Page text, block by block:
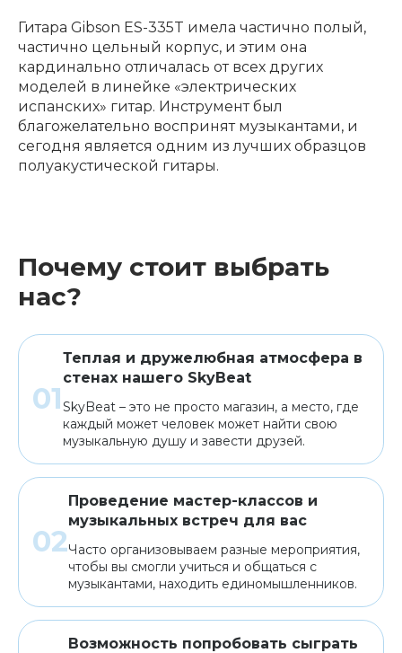
Гитара Gibson ES-335T имела частично полый,
частично цельный корпус, и этим она
кардинально отличалась от всех других
моделей в линейке «электрических
испанских» гитар. Инструмент был
благожелательно воспринят музыкантами, и
сегодня является одним из лучших образцов
полуакустической гитары.
Почему стоит выбрать
нас?
Теплая и дружелюбная атмосфера в
стенах нашего SkyBeat
SkyBeat – это не просто магазин, а место, где
каждый может человек может найти свою
музыкальную душу и завести друзей.
Проведение мастер-классов и
музыкальных встреч для вас
Часто организовываем разные мероприятия,
чтобы вы смогли учиться и общаться с
музыкантами, находить единомышленников.
Возможность попробовать сыграть